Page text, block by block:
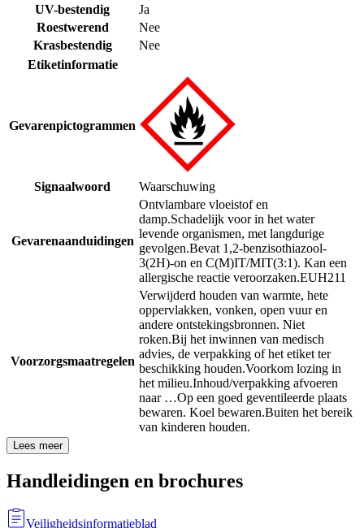
UV-bestendig
Ja
Roestwerend
Nee
Krasbestendig
Nee
Etiketinformatie
Gevarenpictogrammen
Signaalwoord Waarschuwing
Gevarenaanduidingen
Ontvlambare vloeistof en
damp.Schadelijk voor in het water
levende organismen, met langdurige
gevolgen.Bevat 1,2-benzisothiazool-
3(2H)-on en C(M)IT/MIT(3:1). Kan een
allergische reactie veroorzaken.EUH211
Voorzorgsmaatregelen
Verwijderd houden van warmte, hete
oppervlakken, vonken, open vuur en
andere ontstekingsbronnen. Niet
roken.Bij het inwinnen van medisch
advies, de verpakking of het etiket ter
beschikking houden.Voorkom lozing in
het milieu.Inhoud/verpakking afvoeren
naar …Op een goed geventileerde plaats
bewaren. Koel bewaren.Buiten het bereik
van kinderen houden.
Lees meer
Handleidingen en brochures
Veiligheidsinformatieblad